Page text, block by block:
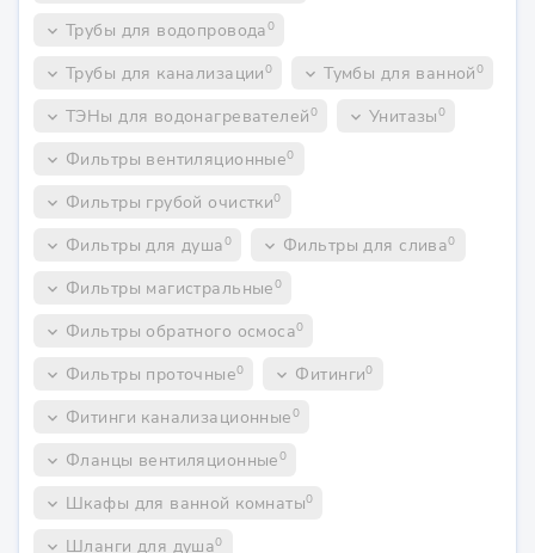
keyboard_arrow_down Трубы для водопровода0
keyboard_arrow_down Трубы для канализации0 keyboard_arrow_down Тумбы для ванной0
keyboard_arrow_down ТЭНы для водонагревателей0 keyboard_arrow_down Унитазы0
keyboard_arrow_down Фильтры вентиляционные0
keyboard_arrow_down Фильтры грубой очистки0
keyboard_arrow_down Фильтры для душа0 keyboard_arrow_down Фильтры для слива0
keyboard_arrow_down Фильтры магистральные0
keyboard_arrow_down Фильтры обратного осмоса0
keyboard_arrow_down Фильтры проточные0 keyboard_arrow_down Фитинги0
keyboard_arrow_down Фитинги канализационные0
keyboard_arrow_down Фланцы вентиляционные0
keyboard_arrow_down Шкафы для ванной комнаты0
keyboard_arrow_down Шланги для душа0